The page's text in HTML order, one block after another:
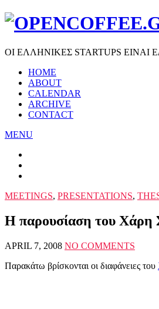
ΟΙ ΕΛΛΗΝΙΚΕΣ STARTUPS ΕΙΝΑΙ
HOME
ABOUT
CALENDAR
ARCHIVE
CONTACT
MENU
MEETINGS, PRESENTATIONS,
Η παρουσίαση του Χάρη
APRIL 7, 2008 NO COMMENTS
Παρακάτω βρίσκονται οι διαφάνειες του